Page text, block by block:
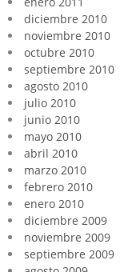
diciembre 2010
noviembre 2010
octubre 2010
septiembre 2010
agosto 2010
julio 2010
junio 2010
mayo 2010
abril 2010
marzo 2010
febrero 2010
enero 2010
diciembre 2009
noviembre 2009
septiembre 2009